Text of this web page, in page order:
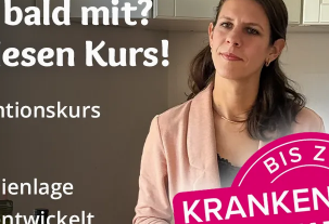
getan. Wir konnten von unserem
Campingplatz hat auch einen
der man auch liegen und mit Kindern
und die Wege waren nicht all zu
und inbesondere an diesem
sanitären Anlagen für Kinder. Es
niedrigen Waschbecken – so dass sie